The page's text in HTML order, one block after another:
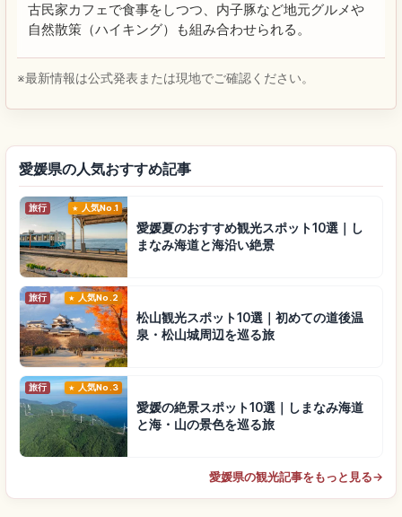
古民家カフェで食事をしつつ、内子豚など地元グルメや
自然散策（ハイキング）も組み合わせられる。
※最新情報は公式発表または現地でご確認ください。
愛媛県の人気おすすめ記事
旅行 人気No.1
愛媛夏のおすすめ観光スポット10選｜し
まなみ海道と海沿い絶景
旅行 人気No.2
松山観光スポット10選｜初めての道後温
泉・松山城周辺を巡る旅
旅行 人気No.3
愛媛の絶景スポット10選｜しまなみ海道
と海・山の景色を巡る旅
愛媛県の観光記事をもっと見る→